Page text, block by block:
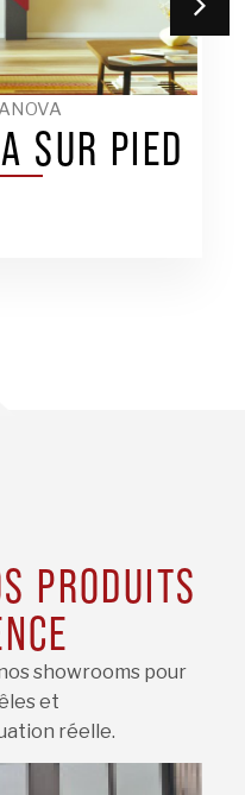
SUR PIED
PRODUITS
showrooms pour
et
réelle.